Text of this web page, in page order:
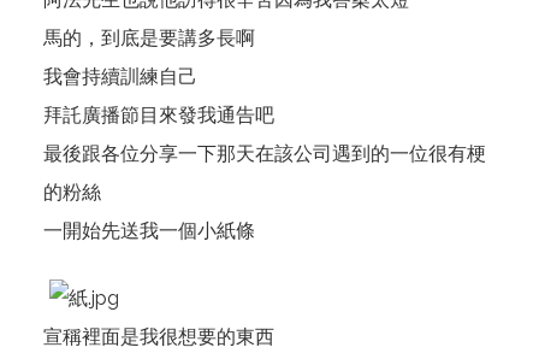
馬的，到底是要講多長啊
我會持續訓練自己
拜託廣播節目來發我通告吧
最後跟各位分享一下那天在該公司遇到的一位很有梗
的粉絲
一開始先送我一個小紙條
宣稱裡面是我很想要的東西